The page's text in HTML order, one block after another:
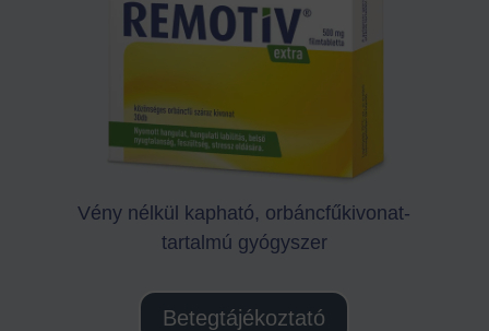
Vény nélkül kapható, orbáncfűkivonat-
tartalmú gyógyszer
Betegtájékoztató